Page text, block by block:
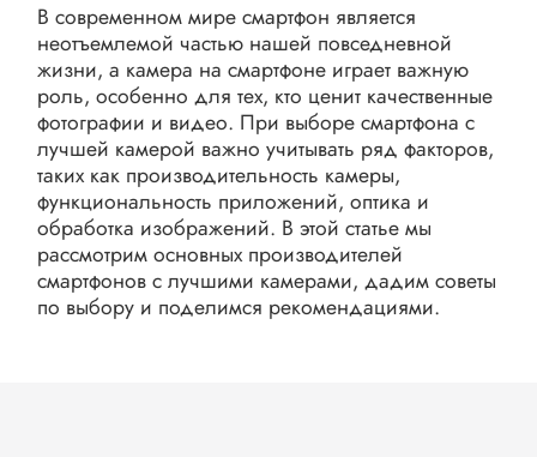
В современном мире смартфон является
неотъемлемой частью нашей повседневной
жизни, а камера на смартфоне играет важную
роль, особенно для тех, кто ценит качественные
фотографии и видео. При выборе смартфона с
лучшей камерой важно учитывать ряд факторов,
таких как производительность камеры,
функциональность приложений, оптика и
обработка изображений. В этой статье мы
рассмотрим основных производителей
смартфонов с лучшими камерами, дадим советы
по выбору и поделимся рекомендациями.